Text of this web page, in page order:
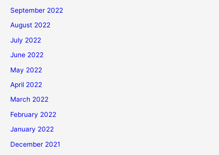
September 2022
August 2022
July 2022
June 2022
May 2022
April 2022
March 2022
February 2022
January 2022
December 2021